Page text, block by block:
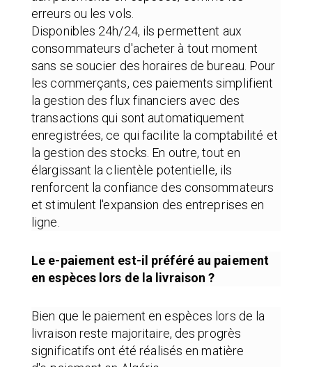
erreurs ou les vols.
Disponibles 24h/24, ils permettent aux
consommateurs d'acheter à tout moment
sans se soucier des horaires de bureau. Pour
les commerçants, ces paiements simplifient
la gestion des flux financiers avec des
transactions qui sont automatiquement
enregistrées, ce qui facilite la comptabilité et
la gestion des stocks. En outre, tout en
élargissant la clientèle potentielle, ils
renforcent la confiance des consommateurs
et stimulent l'expansion des entreprises en
ligne.
Le e-paiement est-il préféré au paiement
en espèces lors de la livraison ?
Bien que le paiement en espèces lors de la
livraison reste majoritaire, des progrès
significatifs ont été réalisés en matière